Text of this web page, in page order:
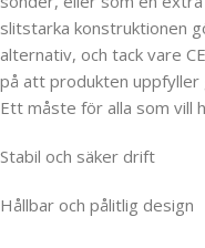
slitstarka konstruktionen
alternativ, och tack vare
på att produkten uppfyller
Ett måste för alla som vill
Stabil och säker drift
Hållbar och pålitlig design